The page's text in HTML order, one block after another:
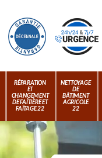
RÉPARATION
ET
CHANGEMENT
DE FAÎTIÈRE ET
FAÎTAGE 22
NETTOYAGE
DE
BÂTIMENT
AGRICOLE
22